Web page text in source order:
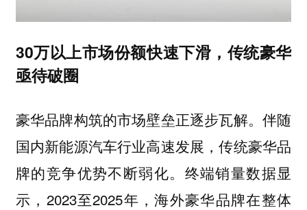
30万以上市场份额快速下滑，传统豪华
亟待破圈
豪华品牌构筑的市场壁垒正逐步瓦解。伴随
国内新能源汽车行业高速发展，传统豪华品
牌的竞争优势不断弱化。终端销量数据显
示，2023至2025年，海外豪华品牌在整体